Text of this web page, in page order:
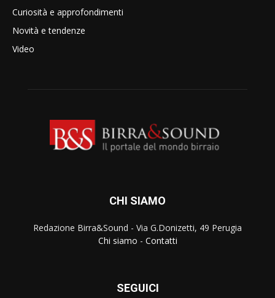
Curiosità e approfondimenti
Novità e tendenze
Video
CHI SIAMO
Redazione Birra&Sound - Via G.Donizetti, 49 Perugia
Chi siamo - Contatti
SEGUICI